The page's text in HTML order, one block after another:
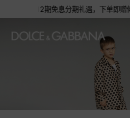
至高12期免息分期礼遇，下单即赠倾